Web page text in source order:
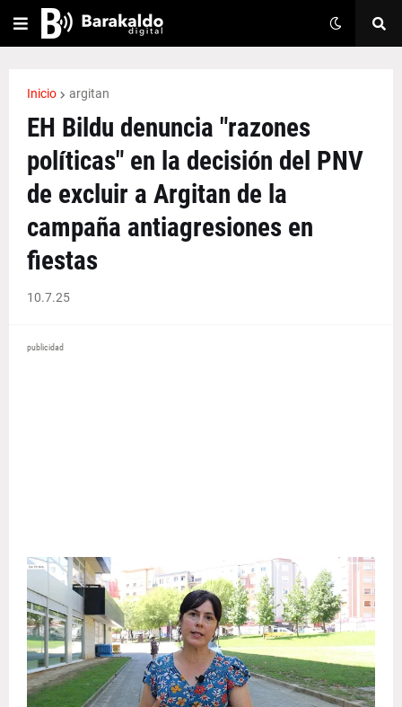
Inicio argitan
EH Bildu denuncia "razones
políticas" en la decisión del PNV
de excluir a Argitan de la
campaña antiagresiones en
fiestas
10.7.25
publicidad